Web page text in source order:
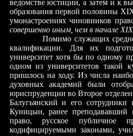
ведомстве юстиции, а затем и к
образования первой половины
умонастроениях чиновников
совершенно иным, чем в начале
Помимо служащих среднего
квалификации. Для их
университет хотя бы по одному
одном из университетов такой
пришлось на ходу. Из числа
духовных академий были
юриспруденции во Второе
Балугьянский и его
Куницын, ранее преподававший
право, русское публичное
кодифицируемыми законами,